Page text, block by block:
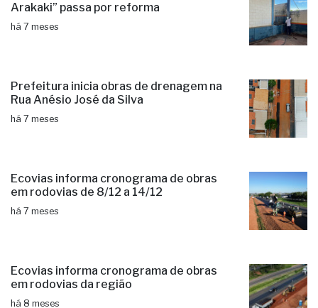
Arakaki” passa por reforma
há 7 meses
Prefeitura inicia obras de drenagem na
Rua Anésio José da Silva
há 7 meses
Ecovias informa cronograma de obras
em rodovias de 8/12 a 14/12
há 7 meses
Ecovias informa cronograma de obras
em rodovias da região
há 8 meses